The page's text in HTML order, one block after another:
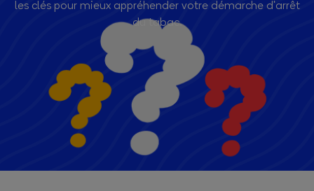
les clés pour mieux appréhender votre démarche d'arrêt
du tabac.